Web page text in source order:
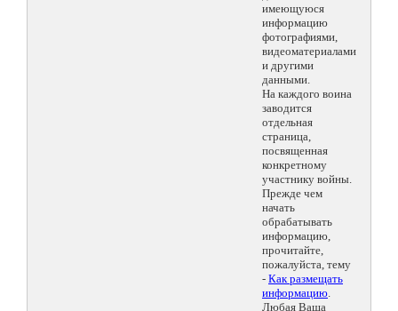
имеющуюся
информацию
фотографиями,
видеоматериалами
и другими
данными.
На каждого воина
заводится
отдельная
страница,
посвященная
конкретному
участнику войны.
Прежде чем
начать
обрабатывать
информацию,
прочитайте,
пожалуйста, тему
- Как размещать
информацию.
Любая Ваша